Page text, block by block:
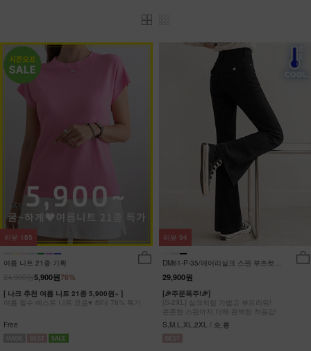
여름 니트 21종 기획
76%
5,900원
[ 나크 추천 여름 니트 21종 5,900원~ ]
여름 필수 베스트 니트 모음♥ 최대 76% 특가
Free
리뷰 185
DM61-P-35/에어리실크 스판 부츠컷팬
츠_DY
29,900원
[🎉주문폭주!🎉]
[S-2XL] 실크처럼 가볍고 부드러워!
쫀쫀한 스판까지 더해 완벽한 착용감!
S,M,L,XL,2XL / 숏,롱
리뷰 94